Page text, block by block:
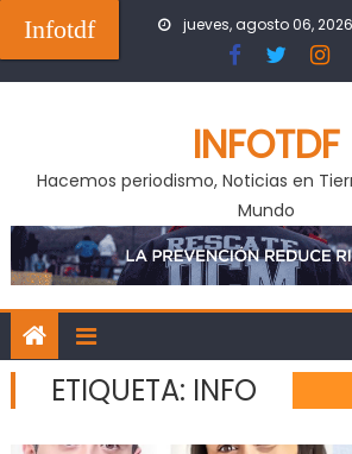
jueves, agosto 06, 2026
INFOTDF
Hacemos periodismo, Noticias en
Mundo
ETIQUETA: INFO
Infotdf